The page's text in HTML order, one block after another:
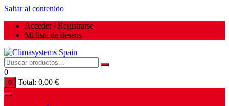
Saltar al contenido
Acceder / Registrarse
Mi lista de deseos
0
0 Total: 0,00 €